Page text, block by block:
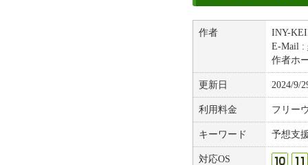
作者
INY-
E-Mail :
作者ホ
更新日 2024/9/
利用料金 フリー
キーワード 予想支
対応OS